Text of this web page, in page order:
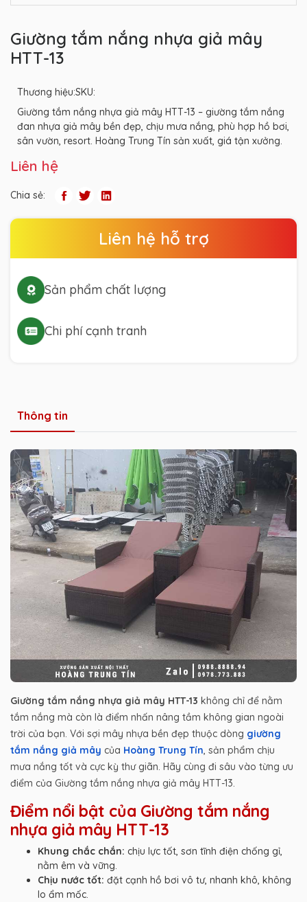
Giường tắm nắng nhựa giả mây
HTT-13
Thương hiệu:SKU:
Giường tắm nắng nhựa giả mây HTT-13 – giường tắm nắng
đan nhựa giả mây bền đẹp, chịu mưa nắng, phù hợp hồ bơi,
sân vườn, resort. Hoàng Trung Tín sản xuất, giá tận xưởng.
Liên hệ
Chia sẻ:
Liên hệ hỗ trợ
Sản phẩm chất lượng
Chi phí cạnh tranh
Thông tin
Giường tắm nắng nhựa giả mây HTT-13 không chỉ để nằm
tắm nắng mà còn là điểm nhấn nâng tầm không gian ngoài
trời của bạn. Với sợi mây nhựa bền đẹp thuộc dòng giường
tắm nắng giả mây của Hoàng Trung Tín, sản phẩm chịu
mưa nắng tốt và cực kỳ thư giãn. Hãy cùng đi sâu vào từng ưu
điểm của Giường tắm nắng nhựa giả mây HTT-13.
Điểm nổi bật của Giường tắm nắng
nhựa giả mây HTT-13
Khung chắc chắn: chịu lực tốt, sơn tĩnh điện chống gỉ,
nằm êm và vững.
Chịu nước tốt: đặt cạnh hồ bơi vô tư, nhanh khô, không
lo ẩm mốc.